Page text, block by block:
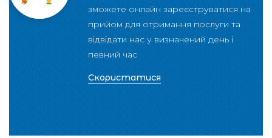
зможете онлайн зареєструватися на
прийом для отримання послуги та
відвідати нас у визначений день і
певний час
Скористатися